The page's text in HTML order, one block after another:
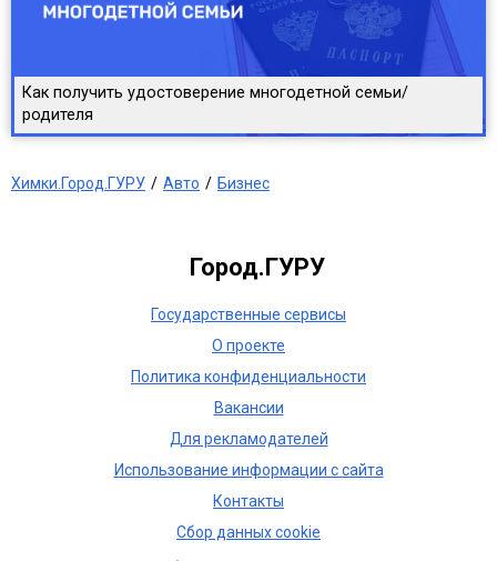
Как получить удостоверение многодетной семьи/
родителя
Химки.Город.ГУРУ Авто Бизнес
Город.ГУРУ
Государственные сервисы
О проекте
Политика конфиденциальности
Вакансии
Для рекламодателей
Использование информации с сайта
Контакты
Сбор данных cookie